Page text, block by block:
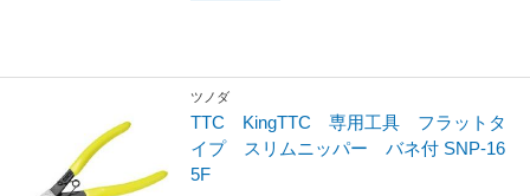
ツノダ
TTC KingTTC 専用工具 フラットタ
イプ スリムニッパー バネ付 SNP-16
5F